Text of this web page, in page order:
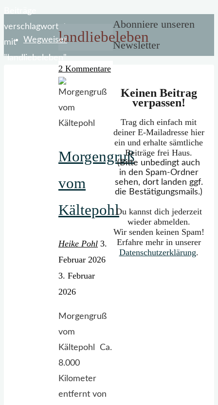
Wegweiser
Mein Portfolio
verschlagwortet
mit
"landliebeleben"
landliebeleben
2 Kommentare
Morgengruß
vom
Kältepohl
Heike Pohl 3.
Februar 2026
3. Februar
2026
Morgengruß
vom
Kältepohl Ca.
8.000
Kilometer
entfernt von
Abonniere unseren
Newsletter
Keinen Beitrag
verpassen!
Trag dich einfach mit
deiner E-Mailadresse hier
ein und erhalte sämtliche
Beiträge frei Haus.
(Bitte unbedingt auch
in den Spam-Ordner
sehen, dort landen ggf.
die Bestätigungsmails.)
Du kannst dich jederzeit
wieder abmelden.
Wir senden keinen Spam!
Erfahre mehr in unserer
Datenschutzerklärung.